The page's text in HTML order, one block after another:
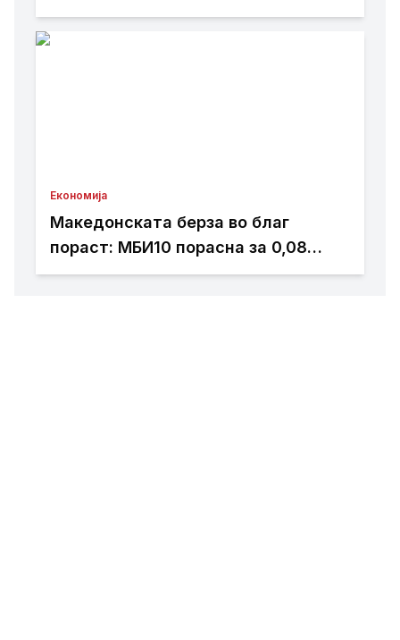
денари, најтргувани акциите на
Економија
Македонската берза во благ
пораст: МБИ10 порасна за 0,08
отсто, најтргувани акциите на